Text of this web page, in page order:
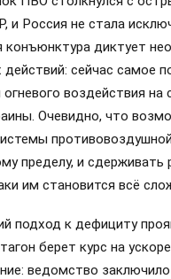
и Россия не стала
конъюнктура диктует
действий: сейчас самое
воздействия на
Очевидно, что
пределу, и сдерживать
им становится всё
подход к дефициту
берет курс на
ведомство